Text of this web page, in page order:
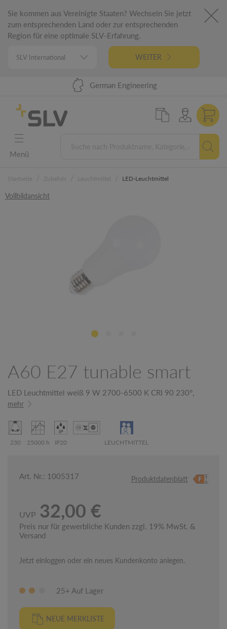
Sie kommen aus Vereinigte Staaten? Wechseln Sie jetzt
zum entsprechenden Land oder zur entsprechenden
Region für eine optimale SLV-Erfahrung.
WEITER
5 Jahre Garantie
German Engineering
Lieferung 24h DE | 48h EU
98% Warenverfügbarkeit
Menü
LED-Leuchtmittel
Vollbildansicht
A60 E27 tunable smart
LED Leuchtmittel weiß 9 W 2700-6500 K CRI 90 230°,
mehr
230 25000 h IP20 LEUCHTMITTEL
Art. Nr.: 1005317 Produktdatenblatt
UVP 32,00 €
Preis nur für gewerbliche Kunden zzgl. 19% MwSt. &
Versand
Jetzt einloggen oder ein neues Kundenkonto anlegen.
25+ Auf Lager
NEUE MERKLISTE